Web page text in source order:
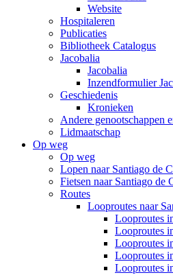
Website
Hospitaleren
Publicaties
Bibliotheek Catalogus
Jacobalia
Jacobalia
Inzendformulier
Geschiedenis
Kronieken
Andere genootschappen
Lidmaatschap
Op weg
Op weg
Lopen naar Santiago de
Fietsen naar Santiago de
Routes
Looproutes naar
Looproutes
Looproutes
Looproutes
Looproutes
Looproutes